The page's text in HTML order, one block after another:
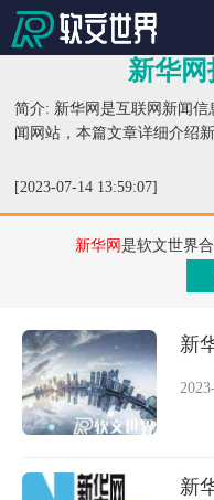
新华
简介: 新华网是互联网新闻
闻网站，本篇文章详细介绍
[2023-07-14 13:59:07]
新华网是软文世界
新
新